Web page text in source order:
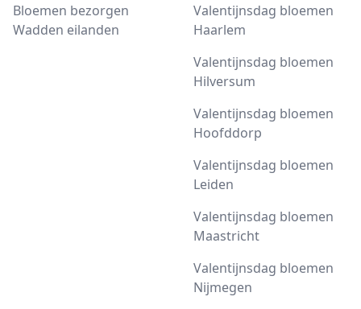
Bloemen bezorgen
Wadden eilanden
Valentijnsdag bloemen
Haarlem
Valentijnsdag bloemen
Hilversum
Valentijnsdag bloemen
Hoofddorp
Valentijnsdag bloemen
Leiden
Valentijnsdag bloemen
Maastricht
Valentijnsdag bloemen
Nijmegen